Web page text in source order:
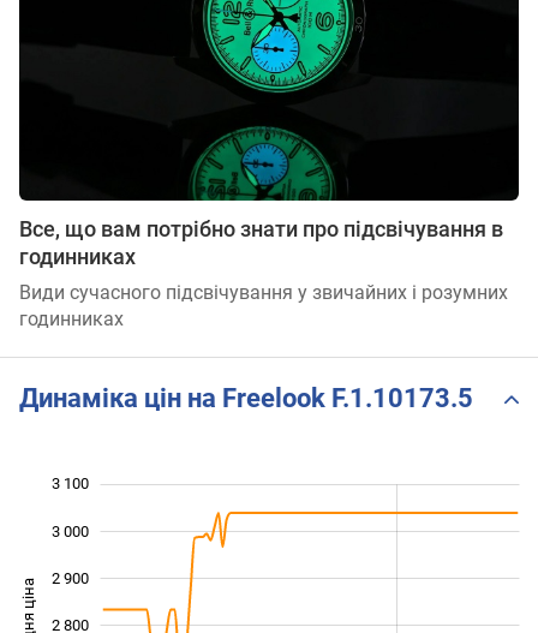
Все, що вам потрібно знати про підсвічування в
годинниках
Види сучасного підсвічування у звичайних і розумних
годинниках
Динаміка цін на Freelook F.1.10173.5
2 500
2 800
2 900
3 000
3 100